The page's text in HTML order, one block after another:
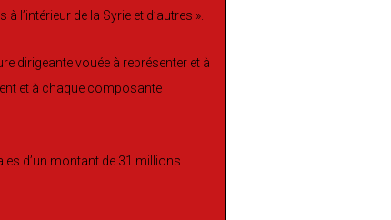
l’intérieur de la Syrie et d’autres ».
dirigeante vouée à représenter et à
et à chaque composante
d’un montant de 31 millions